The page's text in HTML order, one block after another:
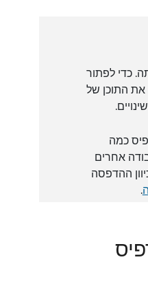
כדי לפתור
התוכן של
כמה
אחרים
ההדפסה
.